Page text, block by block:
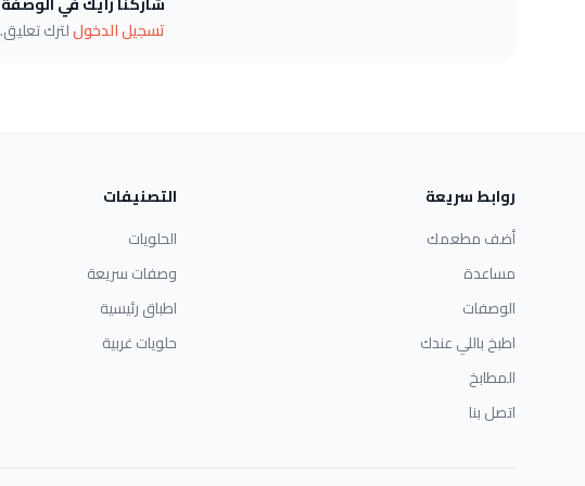
تسجيل الدخوللترك تعليق.
روابط سريعة
أضف مطعمك
مساعدة
الوصفات
اطبخ باللي عندك
المطابخ
اتصل بنا
التصنيفات
الحلويات
وصفات سريعة
اطباق رئيسية
حلويات غربية